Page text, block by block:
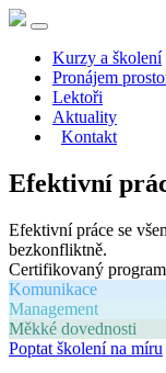
Kurzy a školení
Pronájem
Lektoři
Aktuality
Kontakt
Efektivní
Efektivní práce se
bezkonfliktně.
Certifikovaný program
Komunikace
Management
Měkké dovednosti
Poptat školení na míru